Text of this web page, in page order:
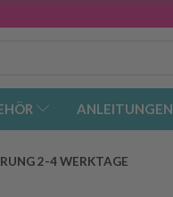
ANLEITUNGEN
2-4 WERKTAGE